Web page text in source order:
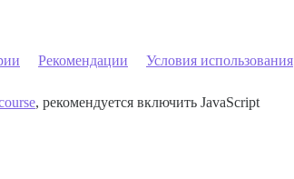
Рекомендации Условия использования
, рекомендуется включить JavaScript